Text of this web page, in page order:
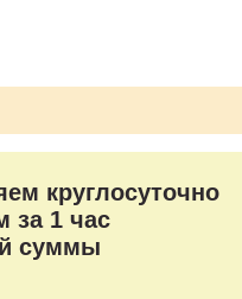
круглосуточно
за 1 час
суммы